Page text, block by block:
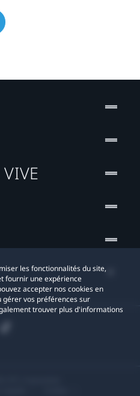
les fonctionnalités du site,
fournir une expérience
accepter nos cookies en
gérer vos préférences sur
trouver plus d'informations